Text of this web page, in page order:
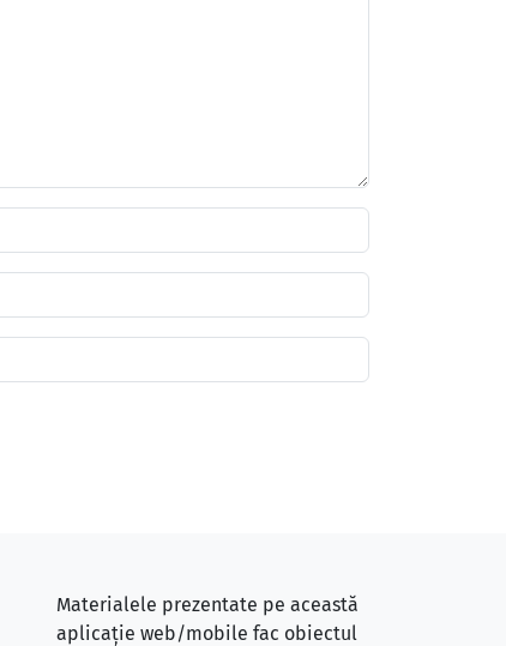
Materialele prezentate pe această
aplicație web/mobile fac obiectul